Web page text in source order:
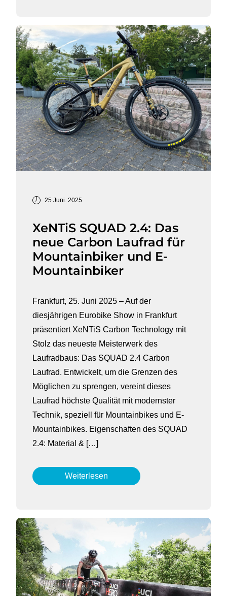
25 Juni. 2025
XeNTiS SQUAD 2.4: Das
neue Carbon Laufrad für
Mountainbiker und E-
Mountainbiker
Frankfurt, 25. Juni 2025 – Auf der
diesjährigen Eurobike Show in Frankfurt
präsentiert XeNTiS Carbon Technology mit
Stolz das neueste Meisterwerk des
Laufradbaus: Das SQUAD 2.4 Carbon
Laufrad. Entwickelt, um die Grenzen des
Möglichen zu sprengen, vereint dieses
Laufrad höchste Qualität mit modernster
Technik, speziell für Mountainbikes und E-
Mountainbikes. Eigenschaften des SQUAD
2.4: Material & […]
Weiterlesen